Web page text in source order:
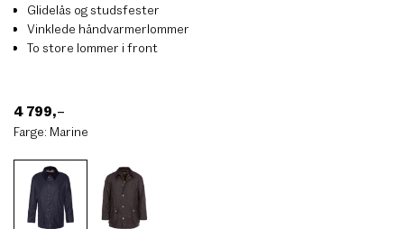
Glidelås og studsfester
Vinklede håndvarmerlommer
To store lommer i front
4 799,–
Farge: Marine